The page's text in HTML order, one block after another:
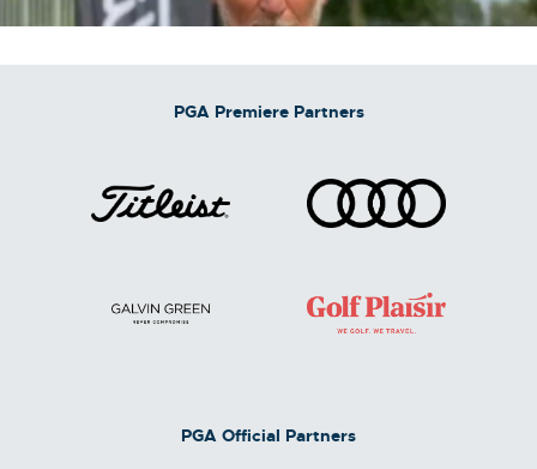
PGA Premiere Partners
PGA Official Partners